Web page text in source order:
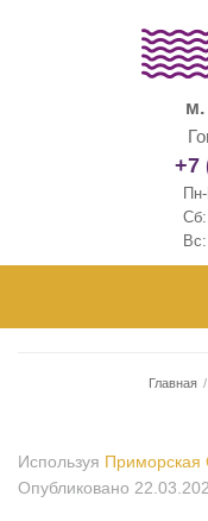
м.
+7
Сб:
Вс:
Главная /
Используя Приморская
Опубликовано